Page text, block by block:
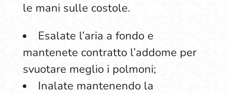
le mani sulle costole.
Esalate l’aria a fondo e
mantenete contratto l’addome per
svuotare meglio i polmoni;
Inalate mantenendo la